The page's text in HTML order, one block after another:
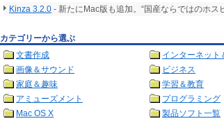
Kinza 3.2.0 - 新たにMac版も追加。“国産ならではのホ
カテゴリーから選ぶ
文書作成
インターネット
画像＆サウンド
ビジネス
家庭＆趣味
学習＆教育
アミューズメント
プログラミング
Mac OS X
製品ソフト一覧